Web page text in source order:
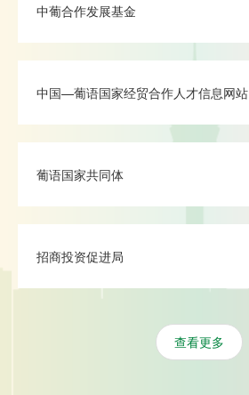
中葡合作发展基金
中国—葡语国家经贸合作人才信息网站
葡语国家共同体
招商投资促进局
查看更多